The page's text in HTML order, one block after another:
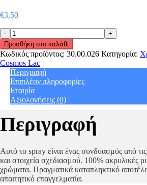
€3,50
Ακρυλικό
Spray
Βαφής
Cosmos
Lac
Ral
9005
(N304)
Flat
quantity
Προσθήκη στο καλάθι
Κωδικός προϊόντος: 30.00.026 Κατηγορία:
Cosmos Lac
Περιγραφή
Επιπλέον πληροφορίες
Εταιρία
Αξιολογήσεις (0)
Περιγραφή
Αυτό το spray είναι ένας συνδυασμός από
και στοιχεία σχεδιασμού. 100% ακρυλικές
χρώματα. Πραγματικά καταπληκτικό
απαιτητικό επαγγελματία.